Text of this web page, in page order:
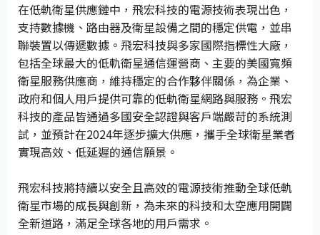
在低軌衛星供應鏈中，飛宏科技的電源技術表現出色，
支持數據機、路由器及衛星設備之間的穩定供電，並串
聯裝置以傳遞數據。飛宏科技與多家國際指標性大廠，
包括全球最大的低軌衛星通信運營商、主要的美國寬頻
衛星服務供應商，維持穩定的合作夥伴關係，為企業、
政府和個人用戶提供可靠的低軌衛星網路與服務。飛宏
科技的產品皆通過多國安全認證與客戶端嚴苛的系統測
試，並預計在2024年逐步擴大供應，攜手全球衛星業者
實現高效、低延遲的通信願景。
飛宏科技將持續以安全且高效的電源技術推動全球低軌
衛星市場的成長與創新，為未來的科技和太空應用開闢
全新道路，滿足全球各地的用戶需求。